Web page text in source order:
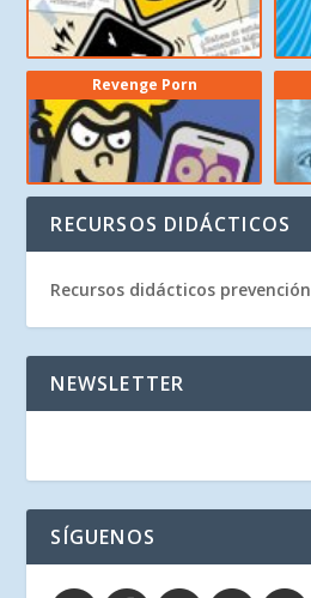
Revenge Porn
RECURSOS DIDÁCTICOS
Recursos didácticos prevención
NEWSLETTER
SÍGUENOS